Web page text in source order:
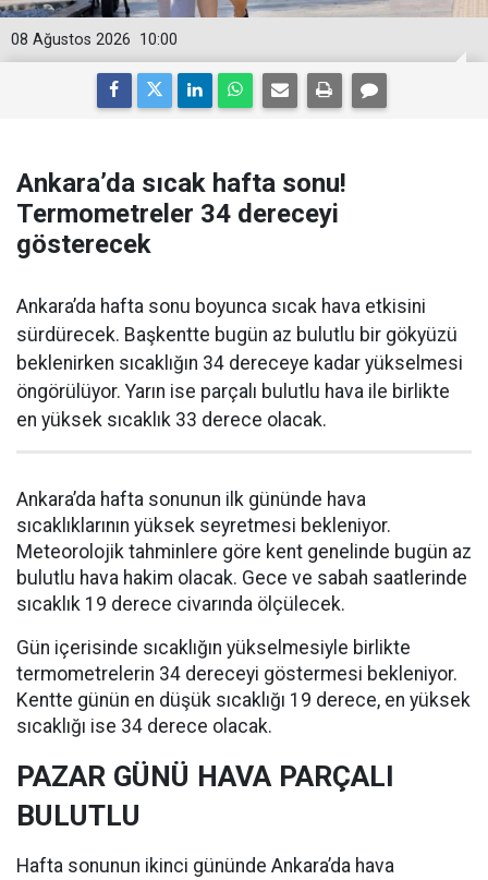
10:00
08 Ağustos 2026
Ankara’da sıcak hafta sonu!
Termometreler 34 dereceyi
gösterecek
Ankara’da hafta sonu boyunca sıcak hava etkisini
sürdürecek. Başkentte bugün az bulutlu bir gökyüzü
beklenirken sıcaklığın 34 dereceye kadar yükselmesi
öngörülüyor. Yarın ise parçalı bulutlu hava ile birlikte
en yüksek sıcaklık 33 derece olacak.
Ankara’da hafta sonunun ilk gününde hava
sıcaklıklarının yüksek seyretmesi bekleniyor.
Meteorolojik tahminlere göre kent genelinde bugün az
bulutlu hava hakim olacak. Gece ve sabah saatlerinde
sıcaklık 19 derece civarında ölçülecek.
Gün içerisinde sıcaklığın yükselmesiyle birlikte
termometrelerin 34 dereceyi göstermesi bekleniyor.
Kentte günün en düşük sıcaklığı 19 derece, en yüksek
sıcaklığı ise 34 derece olacak.
PAZAR GÜNÜ HAVA PARÇALI
BULUTLU
Hafta sonunun ikinci gününde Ankara’da hava